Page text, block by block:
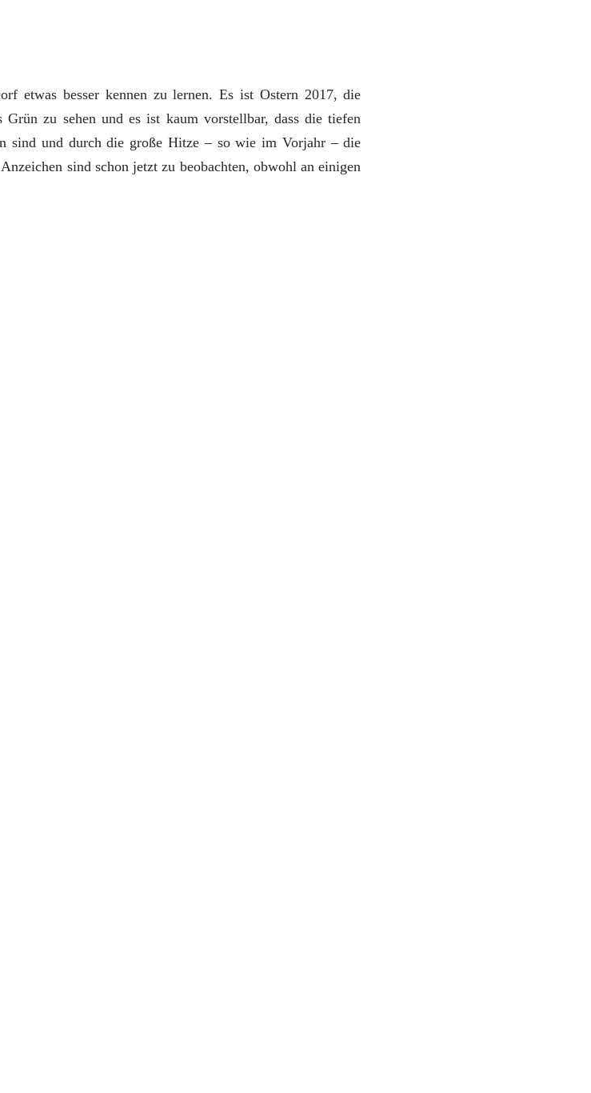
etwas besser kennen zu lernen. Es ist Ostern 2017, die
zu sehen und es ist kaum vorstellbar, dass die tiefen
sind und durch die große Hitze – so wie im Vorjahr – die
sind schon jetzt zu beobachten, obwohl an einigen